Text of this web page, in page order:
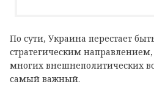
По сути, Украина перестает
стратегическим
многих внешнеполитических
самый важный.